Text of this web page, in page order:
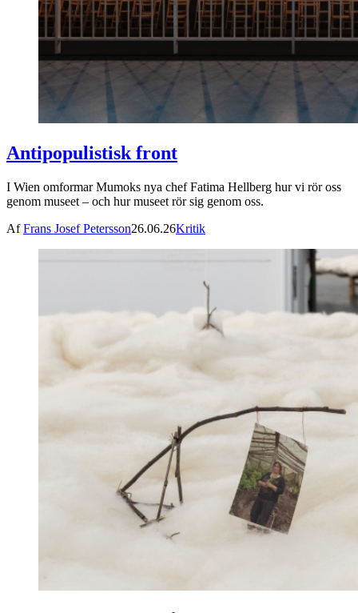
Antipopulistisk front
I Wien omformar Mumoks nya chef Fatima Hellberg hur vi rör oss
genom museet – och hur museet rör sig genom oss.
AfFrans Josef Petersson26.06.26Kritik